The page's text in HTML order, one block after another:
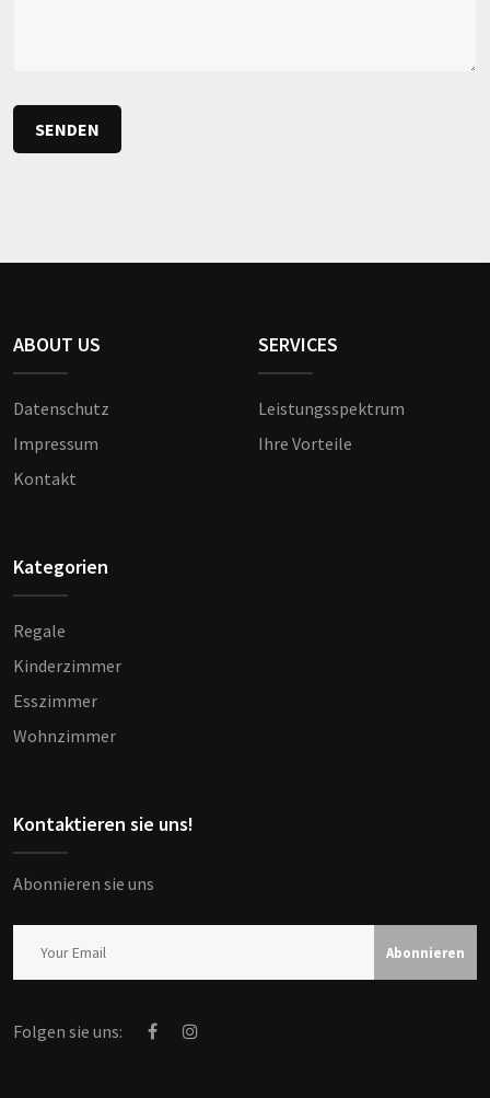
SENDEN
ABOUT US
Datenschutz
Impressum
Kontakt
SERVICES
Leistungsspektrum
Ihre Vorteile
Kategorien
Regale
Kinderzimmer
Esszimmer
Wohnzimmer
Kontaktieren sie uns!
Abonnieren sie uns
Abonnieren
Folgen sie uns: